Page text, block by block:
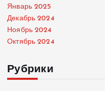
Январь 2025
Декабрь 2024
Ноябрь 2024
Октябрь 2024
Рубрики